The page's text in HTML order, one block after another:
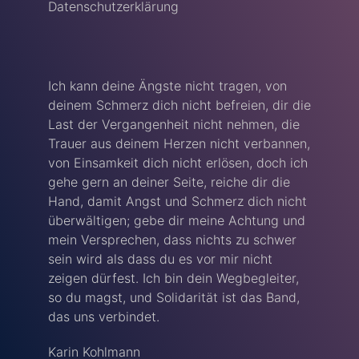
Datenschutzerklärung
Ich kann deine Ängste nicht tragen, von
deinem Schmerz dich nicht befreien, dir die
Last der Vergangenheit nicht nehmen, die
Trauer aus deinem Herzen nicht verbannen,
von Einsamkeit dich nicht erlösen, doch ich
gehe gern an deiner Seite, reiche dir die
Hand, damit Angst und Schmerz dich nicht
überwältigen; gebe dir meine Achtung und
mein Versprechen, dass nichts zu schwer
sein wird als dass du es vor mir nicht
zeigen dürfest. Ich bin dein Wegbegleiter,
so du magst, und Solidarität ist das Band,
das uns verbindet.
Karin Kohlmann